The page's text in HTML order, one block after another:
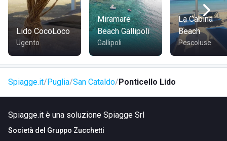
Lido CocoLoco
Ugento
Miramare
Beach Gallipoli
Gallipoli
La Cabina
Beach
Pescoluse
Spiagge.it Puglia San Cataldo Ponticello Lido
Spiagge.it è una soluzione Spiagge Srl
Società del Gruppo Zucchetti